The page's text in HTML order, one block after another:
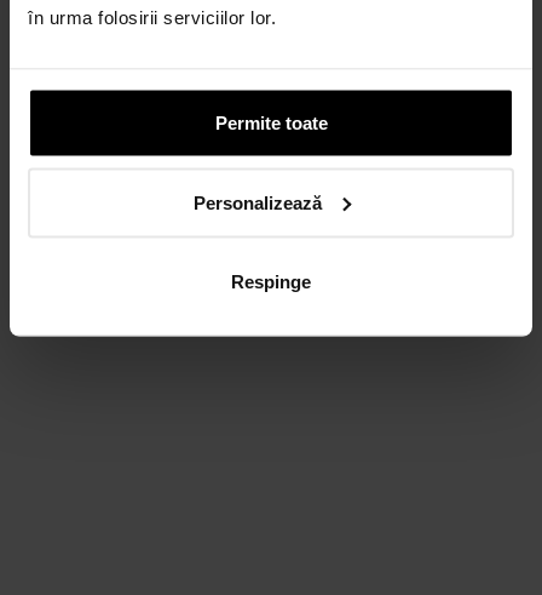
în urma folosirii serviciilor lor.
Permite toate
Personalizează
Respinge